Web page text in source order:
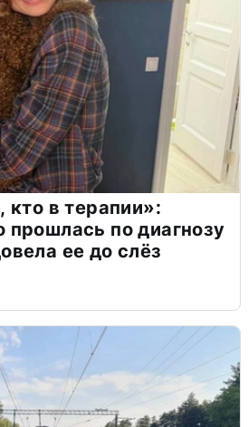
кто в терапии»:
прошлась по диагнозу
ее до слёз